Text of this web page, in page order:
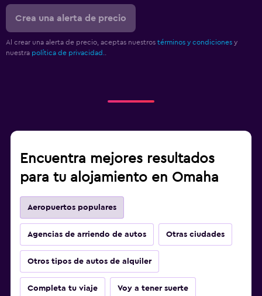
Crea una alerta de precio
Al crear una alerta de precio, aceptas nuestros términos y condiciones y
nuestra política de privacidad.
Encuentra mejores resultados
para tu alojamiento en Omaha
Aeropuertos populares
Agencias de arriendo de autos Otras ciudades
Otros tipos de autos de alquiler
Completa tu viaje Voy a tener suerte